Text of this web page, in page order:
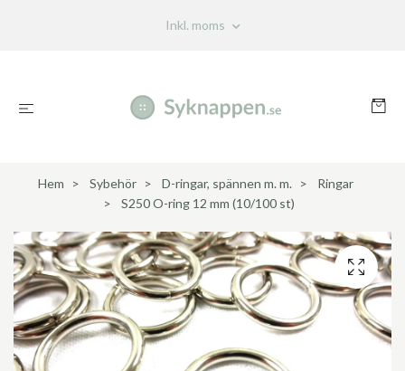
Inkl. moms
Hem Sybehör D-ringar, spännen m. m.
Ringar
S250 O-ring 12 mm (10/100 st)